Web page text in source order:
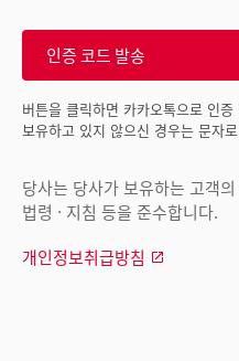
인증 코드 발송
버튼을 클릭하면 카카오톡으로 인
보유하고 있지 않으신 경우는 문자
당사는 당사가 보유하는 고객
법령 · 지침 등을 준수합니다.
개인정보취급방침